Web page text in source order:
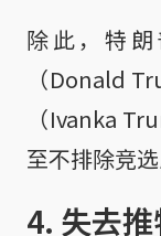
除此，特
（Donald
（Ivanka
至不排除竞
4. 失去